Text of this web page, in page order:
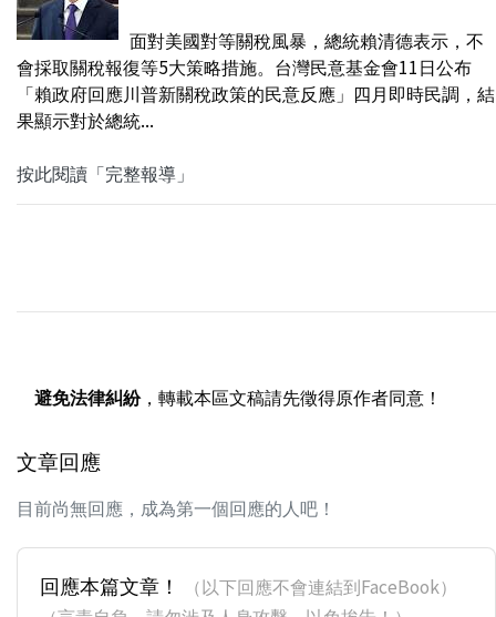
面對美國對等關稅風暴，總統賴清德表示，不
會採取關稅報復等5大策略措施。台灣民意基金會11日公布
「賴政府回應川普新關稅政策的民意反應」四月即時民調，結
果顯示對於總統...
按此閱讀「完整報導」
避免法律糾紛，轉載本區文稿請先徵得原作者同意！
文章回應
目前尚無回應，成為第一個回應的人吧！
回應本篇文章！
（以下回應不會連結到FaceBook）